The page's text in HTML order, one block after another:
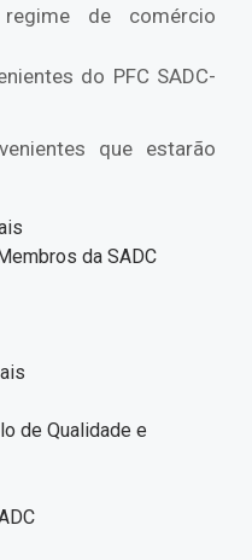
de comércio
do PFC SADC-
que estarão
da SADC
de Qualidade e